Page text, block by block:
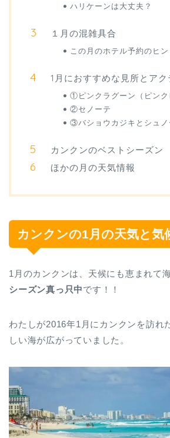
ハリケーンは大丈夫？
１月の混雑具合
この月のホテル予約のヒン
1月におすすめな見所とア
①ピンクラグーン（ピンク
②セノーテ
③バショウカジキとシュノ
カンクンのベストシーズン
ほかの月の天気情報
カンクンの1月の天気と気
1月のカンクンは、天候にも恵まれて
シーズン真っ只中です！！
わたしが2016年1月にカンクンを訪れ
しい海が広がっていました。